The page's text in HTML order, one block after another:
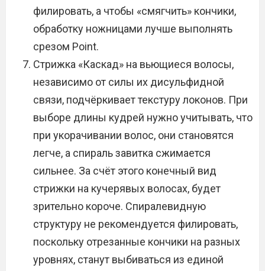
филировать, а чтобы «смягчить» кончики,
обработку ножницами лучше выполнять
срезом Point.
Стрижка «Каскад» на вьющиеся волосы,
независимо от силы их дисульфидной
связи, подчёркивает текстуру локонов. При
выборе длины кудрей нужно учитывать, что
при укорачивании волос, они становятся
легче, а спираль завитка сжимается
сильнее. За счёт этого конечный вид
стрижки на кучерявых волосах, будет
зрительно короче. Спиралевидную
структуру не рекомендуется филировать,
поскольку отрезанные кончики на разных
уровнях, станут выбиваться из единой